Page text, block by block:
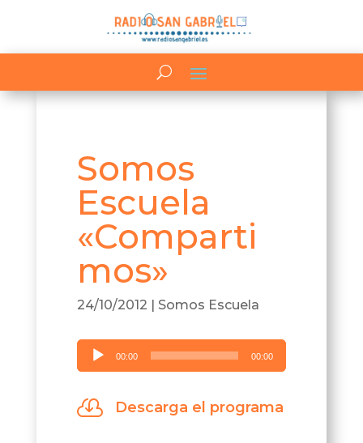
Somos
Escuela
«Comparti
mos»
24/10/2012 | Somos Escuela
Reproductor
de
00:00 00:00
 Descarga el programa